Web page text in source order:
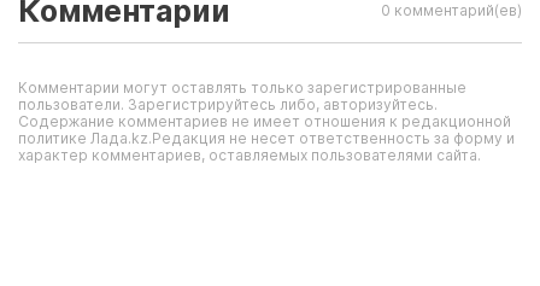
Комментарии 0 комментарий(ев)
Комментарии могут оставлять только зарегистрированные
пользователи. Зарегистрируйтесь либо, авторизуйтесь.
Содержание комментариев не имеет отношения к редакционной
политике Лада.kz.Редакция не несет ответственность за форму и
характер комментариев, оставляемых пользователями сайта.